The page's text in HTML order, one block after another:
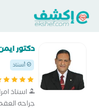
دكتور
أستاذ
استاذ
جراحه